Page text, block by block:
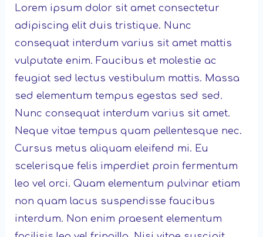
Lorem ipsum dolor sit amet consectetur
adipiscing elit duis tristique. Nunc
consequat interdum varius sit amet mattis
vulputate enim. Faucibus et molestie ac
feugiat sed lectus vestibulum mattis. Massa
sed elementum tempus egestas sed sed.
Nunc consequat interdum varius sit amet.
Neque vitae tempus quam pellentesque nec.
Cursus metus aliquam eleifend mi. Eu
scelerisque felis imperdiet proin fermentum
leo vel orci. Quam elementum pulvinar etiam
non quam lacus suspendisse faucibus
interdum. Non enim praesent elementum